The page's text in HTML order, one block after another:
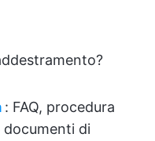
: FAQ, procedura
documenti di